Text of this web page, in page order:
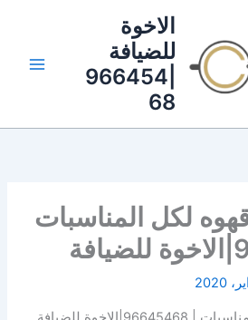
الاخوة
للضيافة
|966454
68
لكل المناسبات